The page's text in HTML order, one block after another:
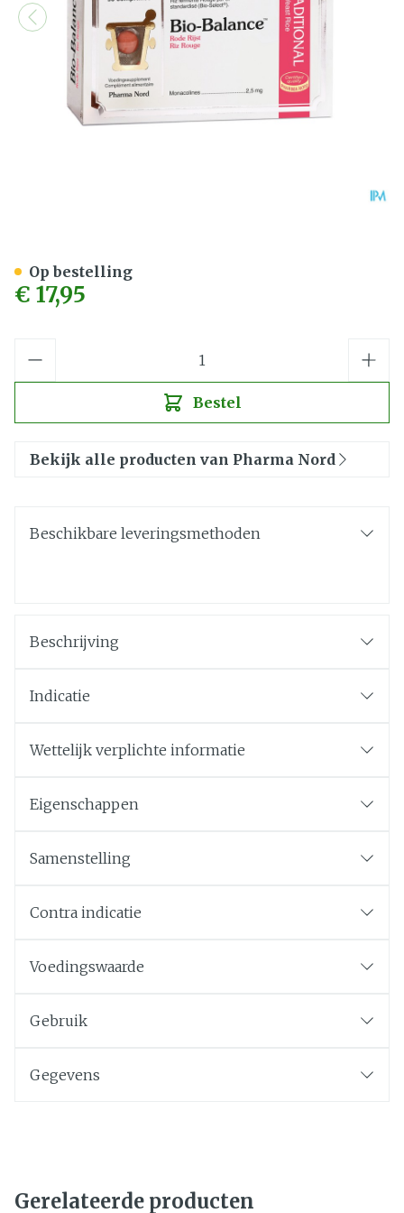
€ 17,95
Bestel
Op bestelling
Bekijk alle producten van Pharma Nord
Beschikbare leveringsmethoden
Beschrijving
Indicatie
Wettelijk verplichte informatie
Eigenschappen
Samenstelling
Contra indicatie
Voedingswaarde
Gebruik
Gegevens
Gerelateerde producten